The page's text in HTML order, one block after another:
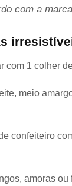
com a
com 1 colher
meio
confeiteiro
amoras